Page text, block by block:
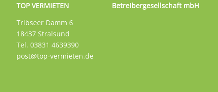
TOP VERMIETEN Betreibergesellschaft mbH
Tribseer Damm 6
18437 Stralsund
Tel. 03831 4639390
post@top-vermieten.de